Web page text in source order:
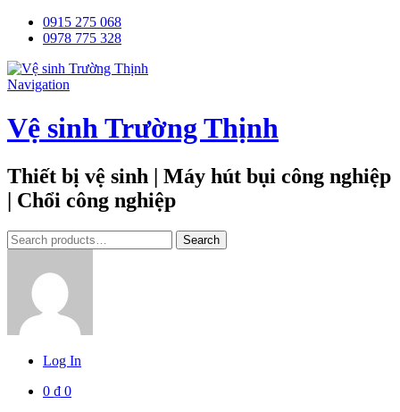
0915 275 068
0978 775 328
Navigation
Vệ sinh Trường Thịnh
Thiết bị vệ sinh | Máy hút bụi công nghiệp
| Chổi công nghiệp
Tìm
kiếm:
Search
Log In
0 ₫ 0